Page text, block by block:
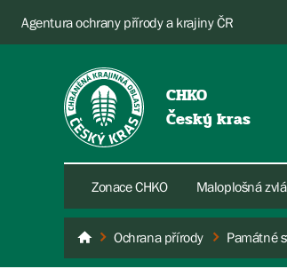
Agentura ochrany přírody a krajiny ČR
CHKO
Český kras
Zonace CHKO Maloplošná
Český kras
Ochrana přírody Památné